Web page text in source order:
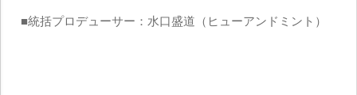
■統括プロデューサー：水口盛道（ヒューアンドミント）